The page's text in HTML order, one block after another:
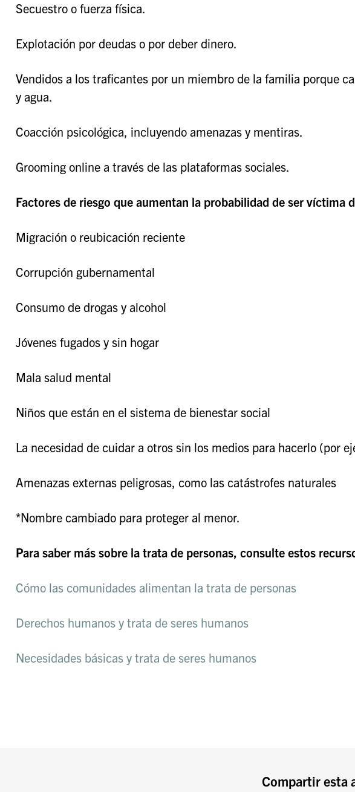
Secuestro o fuerza física.
Explotación por deudas o por deber dinero.
Vendidos a los traficantes por un miembro de la familia porque
y agua.
Coacción psicológica, incluyendo amenazas y mentiras.
Grooming online a través de las plataformas sociales.
Factores de riesgo que aumentan la probabilidad de ser víctima
Migración o reubicación reciente
Corrupción gubernamental
Consumo de drogas y alcohol
Jóvenes fugados y sin hogar
Mala salud mental
Niños que están en el sistema de bienestar social
La necesidad de cuidar a otros sin los medios para hacerlo (por
Amenazas externas peligrosas, como las catástrofes naturales
*Nombre cambiado para proteger al menor.
Para saber más sobre la trata de personas, consulte estos
Cómo las comunidades alimentan la trata de personas
Derechos humanos y trata de seres humanos
Necesidades básicas y trata de seres humanos
Compartir esta